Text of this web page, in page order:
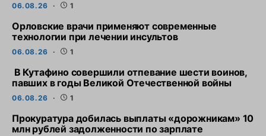
06.08.26 1
Орловские врачи применяют современные
технологии при лечении инсультов
06.08.26 1
В Кутафино совершили отпевание шести воинов,
павших в годы Великой Отечественной войны
06.08.26 1
Прокуратура добилась выплаты «дорожникам» 10
млн рублей задолженности по зарплате